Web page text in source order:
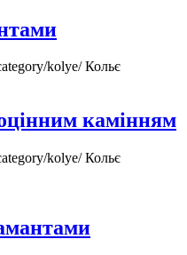
kolye/Кольє
камінням
kolye/Кольє